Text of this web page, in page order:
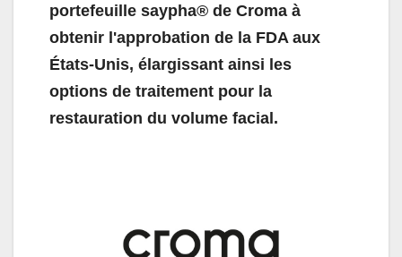
portefeuille saypha® de Croma à
obtenir l'approbation de la FDA aux
États-Unis, élargissant ainsi les
options de traitement pour la
restauration du volume facial.